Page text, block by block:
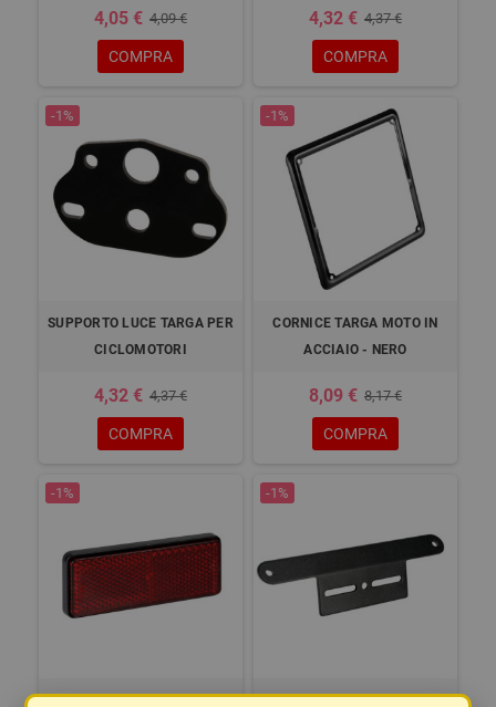
4,05 € 4,09 €
COMPRA
4,32 € 4,37 €
COMPRA
-1%
SUPPORTO LUCE TARGA PER
CICLOMOTORI
4,32 € 4,37 €
COMPRA
-1%
CORNICE TARGA MOTO IN
ACCIAIO - NERO
8,09 € 8,17 €
COMPRA
-1%
CATARIFRANGENTE
-1%
SUPPORTO PER